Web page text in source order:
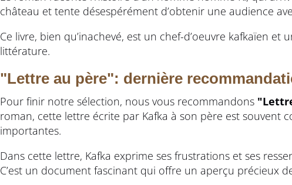
château et tente désespérément d’obtenir une audience
Ce livre, bien qu’inachevé, est un chef-d’oeuvre kafkaïen
littérature.
"Lettre au père": dernière
Pour finir notre sélection, nous vous recommandons
roman, cette lettre écrite par Kafka à son père est souvent
importantes.
Dans cette lettre, Kafka exprime ses frustrations et ses
C’est un document fascinant qui offre un aperçu précieux